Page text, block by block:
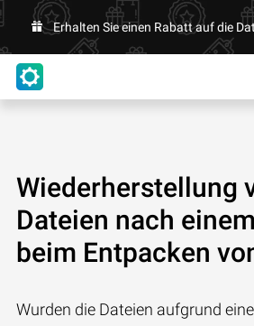
Erhalten Sie einen Rabatt auf die
Wiederherstellung
Dateien nach
beim Entpacken
Wurden die Dateien aufgrund